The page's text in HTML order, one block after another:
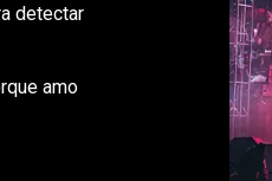
detectar
amo